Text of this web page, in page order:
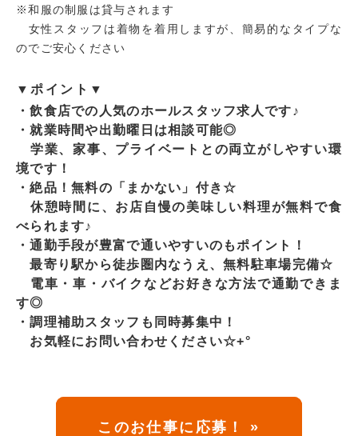
※和服の制服は貸与されます
女性スタッフは着物を着用しますが、簡易的なタイプな
のでご安心ください
▼ポイント▼
・飲食店での人気のホールスタッフ求人です♪
・就業時間や出勤曜日は相談可能◎
学業、家事、プライベートとの両立がしやすい環
境です！
・絶品！無料の「まかない」付き☆
休憩時間に、お店自慢の美味しい料理が無料で食
べられます♪
・通勤手段が豊富で通いやすいのもポイント！
最寄り駅から徒歩圏内なうえ、無料駐車場完備☆
電車・車・バイクなどお好きな方法で通勤できま
す◎
・調理補助スタッフも同時募集中！
お気軽にお問い合わせください☆+°
このお仕事に応募！ »